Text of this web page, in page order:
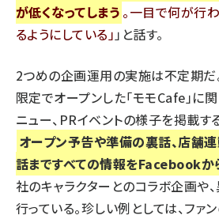
が低くなってしまう 。一目で何が行
るようにしている 」と話す。
2つめの企画運用の実施は不定期だ
限定でオープンした「モモCafe」に
ニュー、PRイベントの様子を掲載す
オープン予告や準備の裏話、店舗
話まですべての情報をFacebookか
社のキャラクターとのコラボ企画や
行っている。珍しい例としては、ファ